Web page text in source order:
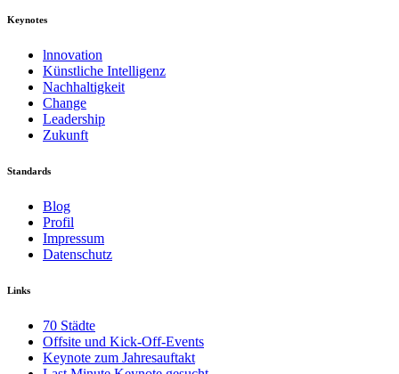
Keynotes
lnnovation
Künstliche Intelligenz
Nachhaltigkeit
Change
Leadership
Zukunft
Standards
Blog
Profil
Impressum
Datenschutz
Links
70 Städte
Offsite und Kick-Off-Events
Keynote zum Jahresauftakt